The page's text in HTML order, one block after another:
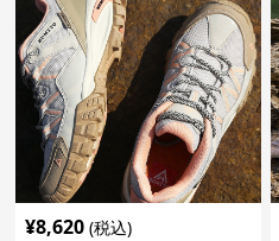
¥8,620 (税込)